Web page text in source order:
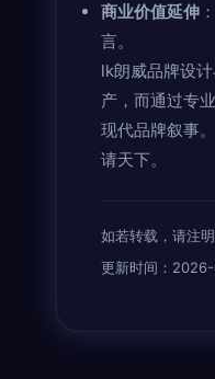
商业价值延伸
言。
lk朗威品牌设
产，而通过专
现代品牌叙事
请天下。
如若转载，请注
更新时间：